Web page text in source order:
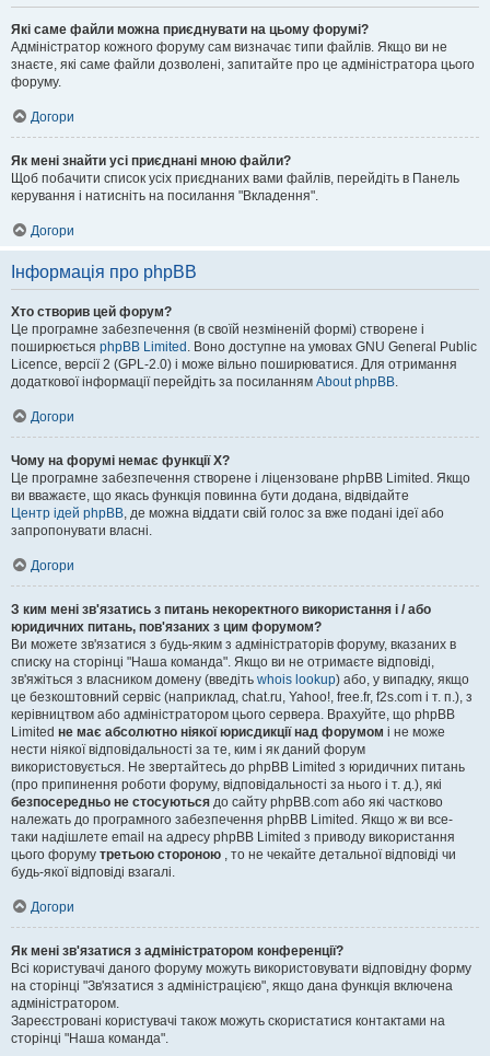
Які саме файли можна приєднувати на цьому форумі?
Адміністратор кожного форуму сам визначає типи файлів. Якщо ви не
знаєте, які саме файли дозволені, запитайте про це адміністратора цього
форуму.
Догори
Як мені знайти усі приєднані мною файли?
Щоб побачити список усіх приєднаних вами файлів, перейдіть в Панель
керування і натисніть на посилання "Вкладення".
Догори
Інформація про phpBB
Хто створив цей форум?
Це програмне забезпечення (в своїй незміненій формі) створене і
поширюється phpBB Limited . Воно доступне на умовах GNU General Public
Licence, версії 2 (GPL-2.0) і може вільно поширюватися. Для отримання
додаткової інформації перейдіть за посиланням About phpBB.
Догори
Чому на форумі немає функції X?
Це програмне забезпечення створене і ліцензоване phpBB Limited. Якщо
ви вважаєте, що якась функція повинна бути додана, відвідайте
Центр ідей phpBB, де можна віддати свій голос за вже подані ідеї або
запропонувати власні.
Догори
З ким мені зв'язатись з питань некоректного використання і / або
юридичних питань, пов'язаних з цим форумом?
Ви можете зв'язатися з будь-яким з адміністраторів форуму, вказаних в
списку на сторінці "Наша команда". Якщо ви не отримаєте відповіді,
зв'яжіться з власником домену (введіть whois lookup) або, у випадку, якщо
це безкоштовний сервіс (наприклад, chat.ru, Yahoo!, free.fr, f2s.com і т. п.), з
керівництвом або адміністратором цього сервера. Врахуйте, що phpBB
Limited не має абсолютно ніякої юрисдикції над форумом і не може
нести ніякої відповідальності за те, ким і як даний форум
використовується. Не звертайтесь до phpBB Limited з юридичних питань
(про припинення роботи форуму, відповідальності за нього і т. д.), які
безпосередньо не стосуються до сайту phpBB.com або які частково
належать до програмного забезпечення phpBB Limited. Якщо ж ви все-
таки надішлете email на адресу phpBB Limited з приводу використання
цього форуму третьою стороною , то не чекайте детальної відповіді чи
будь-якої відповіді взагалі.
Догори
Як мені зв'язатися з адміністратором конференції?
Всі користувачі даного форуму можуть використовувати відповідну форму
на сторінці "Зв'язатися з адміністрацією", якщо дана функція включена
адміністратором.
Зареєстровані користувачі також можуть скористатися контактами на
сторінці "Наша команда".